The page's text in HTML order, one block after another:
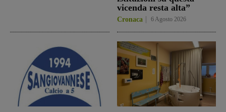
vicenda resta alta”
Cronaca 6 Agosto 2026